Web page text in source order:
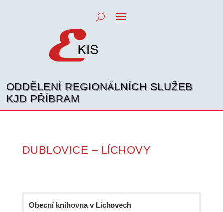
ODDĚLENÍ REGIONÁLNÍCH SLUŽEB
KJD PŘÍBRAM
DUBLOVICE – LÍCHOVY
Obecní knihovna v Líchovech